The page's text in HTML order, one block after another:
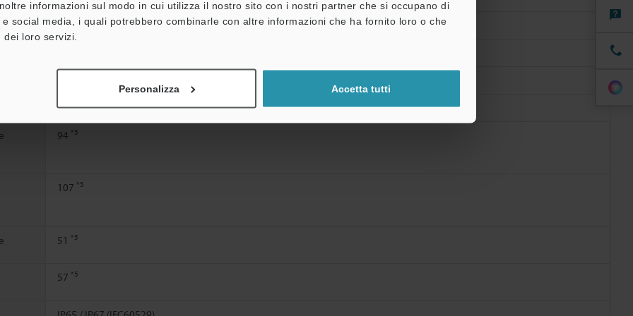
informazioni sul modo in cui utilizza il nostro sito con i nostri partner che si occupano di
social media, i quali potrebbero combinarle con altre informazioni che ha fornito loro o che
loro servizi.
Personalizza Accetta tutti
57,6 *3
24 Vc.c. -20/+25% 10% ripple (P-P) o meno, classe 2
94 *5
107 *5
51 *5
57 *5